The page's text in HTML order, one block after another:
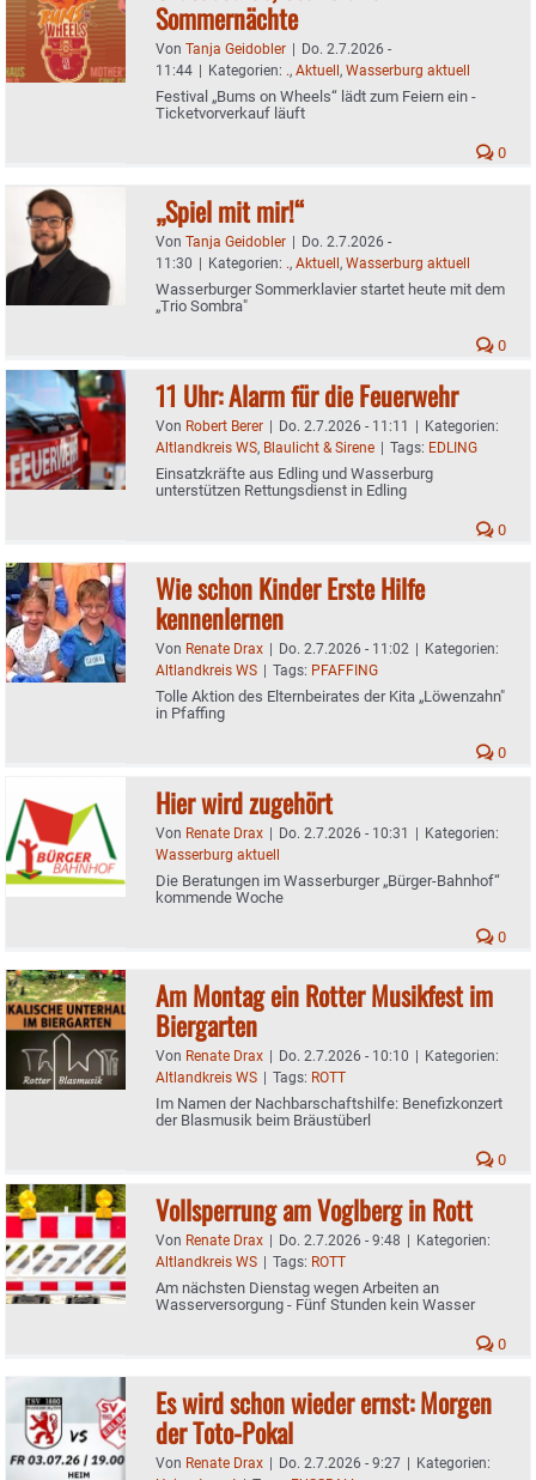
Sommernächte
Von Tanja Geidobler | Do. 2.7.2026 -
11:44 | Kategorien: ., Aktuell, Wasserburg aktuell
Festival „Bums on Wheels“ lädt zum Feiern ein -
Ticketvorverkauf läuft
0
„Spiel mit mir!“
Von Tanja Geidobler | Do. 2.7.2026 -
11:30 | Kategorien: ., Aktuell, Wasserburg aktuell
Wasserburger Sommerklavier startet heute mit dem
„Trio Sombra"
0
11 Uhr: Alarm für die Feuerwehr
Von Robert Berer | Do. 2.7.2026 - 11:11 | Kategorien:
Altlandkreis WS, Blaulicht & Sirene | Tags: EDLING
Einsatzkräfte aus Edling und Wasserburg
unterstützen Rettungsdienst in Edling
0
Wie schon Kinder Erste Hilfe
kennenlernen
Von Renate Drax | Do. 2.7.2026 - 11:02 | Kategorien:
Altlandkreis WS | Tags: PFAFFING
Tolle Aktion des Elternbeirates der Kita „Löwenzahn"
in Pfaffing
0
Hier wird zugehört
Von Renate Drax | Do. 2.7.2026 - 10:31 | Kategorien:
Wasserburg aktuell
Die Beratungen im Wasserburger „Bürger-Bahnhof“
kommende Woche
0
Am Montag ein Rotter Musikfest im
Biergarten
Von Renate Drax | Do. 2.7.2026 - 10:10 | Kategorien:
Altlandkreis WS | Tags: ROTT
Im Namen der Nachbarschaftshilfe: Benefizkonzert
der Blasmusik beim Bräustüberl
0
Vollsperrung am Voglberg in Rott
Von Renate Drax | Do. 2.7.2026 - 9:48 | Kategorien:
Altlandkreis WS | Tags: ROTT
Am nächsten Dienstag wegen Arbeiten an
Wasserversorgung - Fünf Stunden kein Wasser
0
Es wird schon wieder ernst: Morgen
der Toto-Pokal
Von Renate Drax | Do. 2.7.2026 - 9:27 | Kategorien: